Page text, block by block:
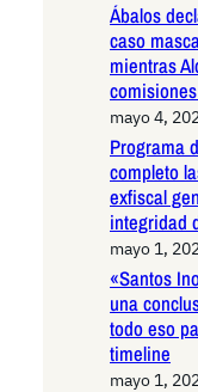
Ábalos
caso
mientras
mayo 4,
Programa
completo
exfiscal
integridad
mayo 1,
«Santos
una
todo eso
timeline
mayo 1,